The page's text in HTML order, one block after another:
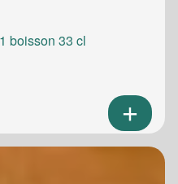
boisson 33 cl